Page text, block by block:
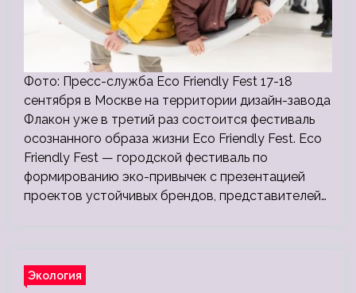
Фото: Пресс-служба Eco Friendly Fest 17-18
сентября в Москве на территории дизайн-завода
Флакон уже в третий раз состоится фестиваль
осознанного образа жизни Eco Friendly Fest. Eco
Friendly Fest — городской фестиваль по
формированию эко-привычек c презентацией
проектов устойчивых брендов, представителей…
Экология